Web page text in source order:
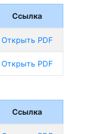
Ссылка
Открыть PDF
Открыть PDF
Ссылка